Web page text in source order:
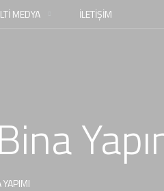
MEDYA İLETİŞİM